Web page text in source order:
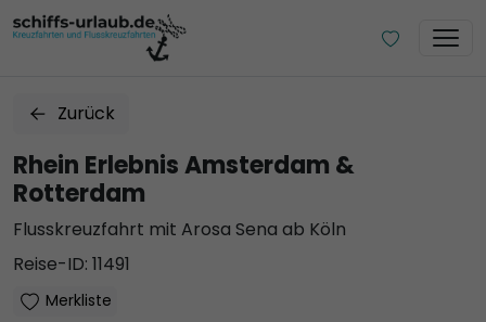
Zurück
Rhein Erlebnis Amsterdam &
Rotterdam
Flusskreuzfahrt mit Arosa Sena ab Köln
Reise-ID: 11491
Merkliste